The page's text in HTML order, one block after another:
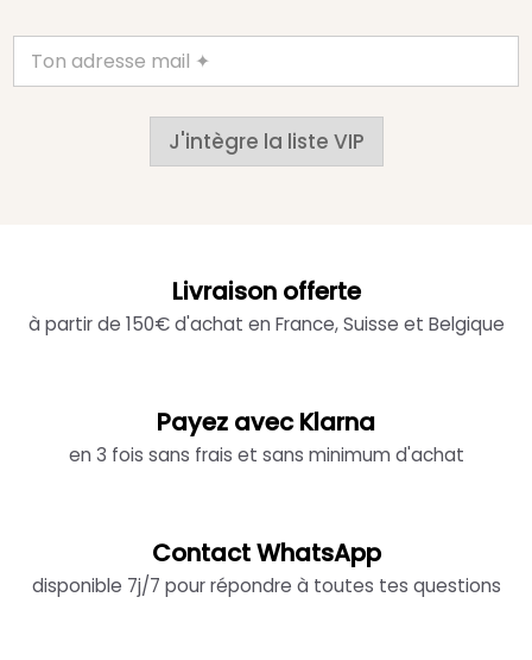
J'intègre la liste VIP
Livraison offerte
à partir de 150€ d'achat en France, Suisse et Belgique
Payez avec Klarna
en 3 fois sans frais et sans minimum d'achat
Contact WhatsApp
disponible 7j/7 pour répondre à toutes tes questions